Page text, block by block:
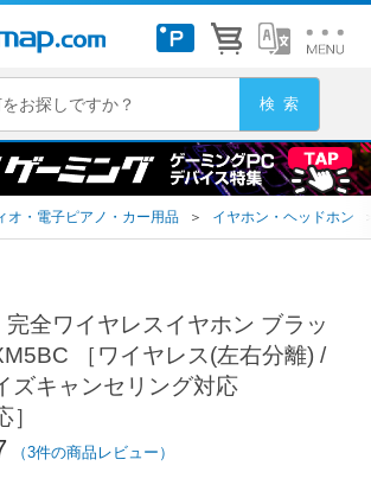
オ・電子ピアノ・カー用品 ＞ イヤホン・ヘッドホン
完全ワイヤレスイヤホン ブラッ
［ワイヤレス(左右分離) /
ズキャンセリング対応
（3件の商品レビュー）